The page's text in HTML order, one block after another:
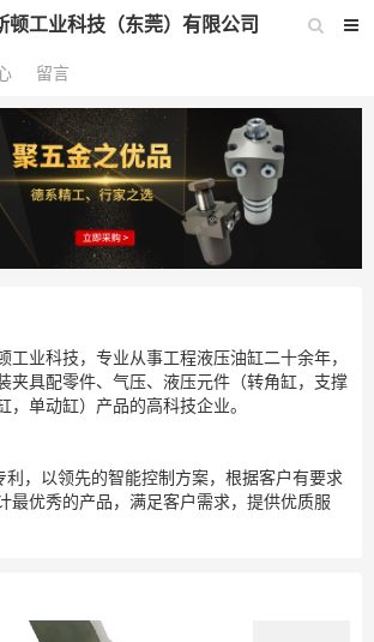
顿工业科技（东莞）有限公司
留言
业科技，专业从事工程液压油缸二十余年，
夹具配零件、气压、液压元件（转角缸，支撑
，单动缸）产品的高科技企业。
，以领先的智能控制方案，根据客户有要求
最优秀的产品，满足客户需求，提供优质服